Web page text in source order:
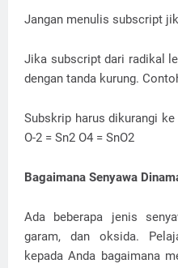
Jangan menulis subscript
Jika subscript dari radikal
dengan tanda kurung.
Subskrip harus dikurangi
O-2 = Sn2 O4 = SnO2
Bagaimana Senyawa
Ada beberapa jenis
garam, dan oksida.
kepada Anda bagaimana